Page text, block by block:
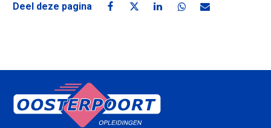
Deel deze pagina
Deel deze pagina op Facebook
Deel deze pagina op X
Deel deze pagina op
Deel deze pagina
Deel deze